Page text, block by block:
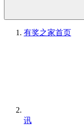
有奖之家首页
讯